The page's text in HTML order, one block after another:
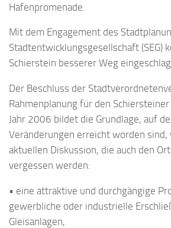
Hafenpromenade.
Mit dem Engagement des
Stadtentwicklungsgesellschaft (SEG)
Schierstein besserer Weg
Der Beschluss der
Rahmenplanung für den
Jahr 2006 bildet die Grundlage, auf
Veränderungen erreicht worden
aktuellen Diskussion, die auch den
vergessen werden:
• eine attraktive und durchgängige
gewerbliche oder industrielle
Gleisanlagen,